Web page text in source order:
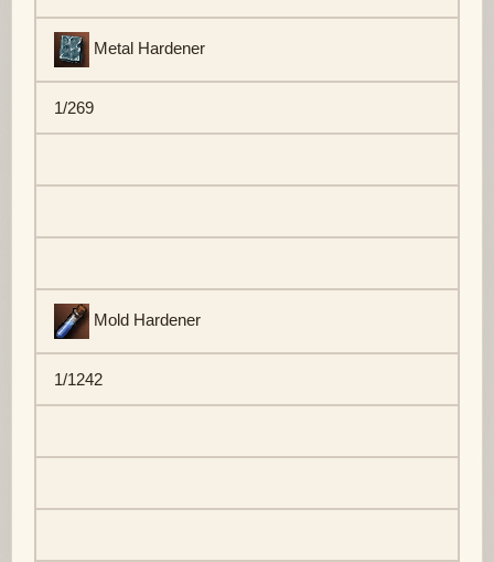
Metal Hardener
1/269
Mold Hardener
1/1242